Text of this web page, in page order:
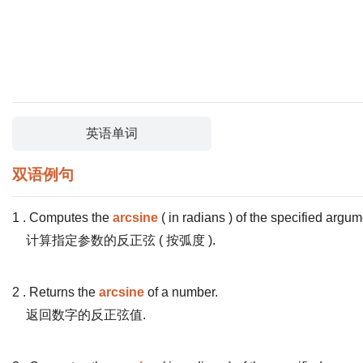
英语单词
双语例句
1 . Computes the arcsine ( in radians ) of the specified
计算指定参数的反正弦 ( 按弧度 ).
2 . Returns the arcsine of a number.
返回数字的反正弦值.